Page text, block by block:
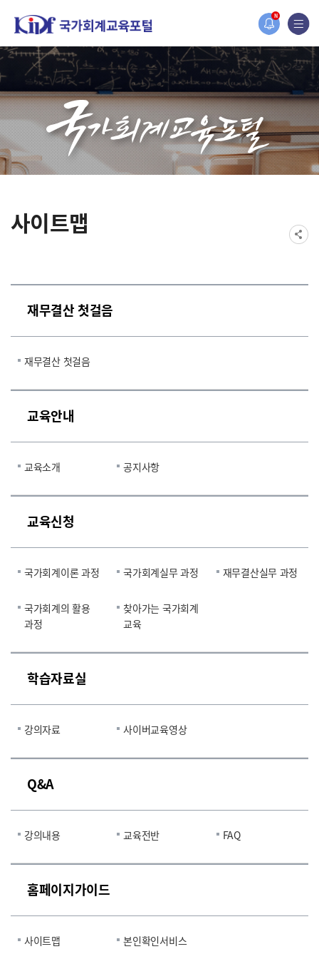
N
홈페이지가 새롭게 개편되었습니다.
한국조세재정연구원홈페이지가 새롭게 개설되었습니다.
사이트맵
재무결산 첫걸음
재무결산 첫걸음
교육안내
교육소개 공지사항
교육신청
국가회계이론 과정 국가회계실무 과정 재무결산실무 과정
국가회계의 활용
과정
찾아가는 국가회계
교육
학습자료실
강의자료 사이버교육영상
Q&A
강의내용 교육전반 FAQ
홈페이지가이드
사이트맵 본인확인서비스